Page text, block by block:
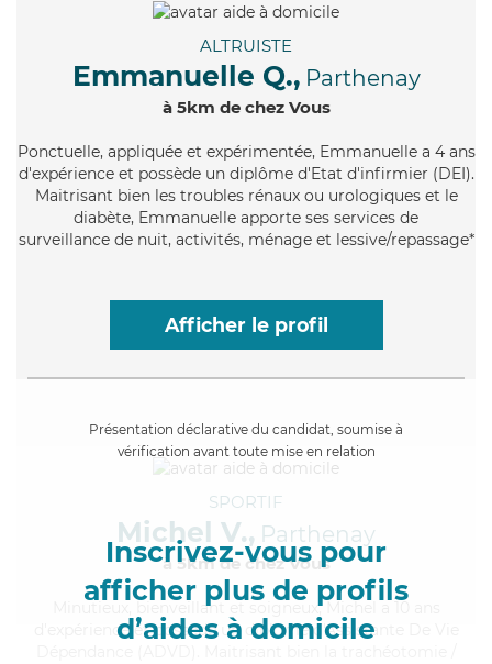
ALTRUISTE
Emmanuelle Q., Parthenay
à 5km de chez Vous
Ponctuelle, appliquée et expérimentée, Emmanuelle a 4 ans
d'expérience et possède un diplôme d'Etat d'infirmier (DEI).
Maitrisant bien les troubles rénaux ou urologiques et le
diabète, Emmanuelle apporte ses services de
surveillance de nuit, activités, ménage et lessive/repassage*
Afficher le profil
Présentation déclarative du candidat, soumise à
vérification avant toute mise en relation
Inscrivez-vous pour
afficher plus de profils
d’aides à domicile
SPORTIF
Michel V., Parthenay
à 5km de chez Vous
, bienveillant et soigneux, Michel a 10 ans
d'expérience et possède un diplôme d'Assistante De Vie